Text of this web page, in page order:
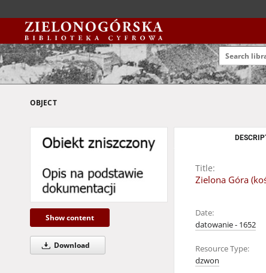
OBJECT
Show content
Download
Title:
Zielona Góra
Date:
datowanie - 1652
Resource Type:
dzwon